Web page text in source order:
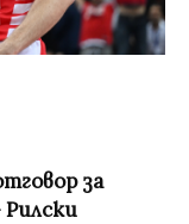
за